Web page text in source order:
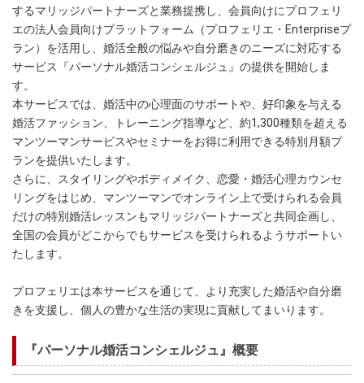
するマリッジパートナーズと業務提携し、会員向けにプロフェリ
エの法人会員向けプラットフォーム（プロフェリエ・Enterpriseプ
ラン）を活用し、婚活全般の悩みや自分磨きのニーズに対応する
サービス『パーソナル婚活コンシェルジュ』の提供を開始しま
す。
本サービスでは、婚活中の心理面のサポートや、好印象を与える
婚活ファッション、トレーニング指導など、約1,300種類を超える
マンツーマンサービスやセミナーをお得に利用できる特別月額プ
ランを提供いたします。
さらに、スタイリングやボディメイク、恋愛・婚活心理カウンセ
リングをはじめ、マンツーマンでオンライン上で受けられる会員
だけの特別婚活レッスンもマリッジパートナーズと共同企画し、
全国の会員がどこからでもサービスを受けられるようサポートい
たします。
プロフェリエは本サービスを通じて、より充実した婚活や自分磨
きを支援し、個人の豊かな生活の実現に貢献してまいります。
『パーソナル婚活コンシェルジュ』概要